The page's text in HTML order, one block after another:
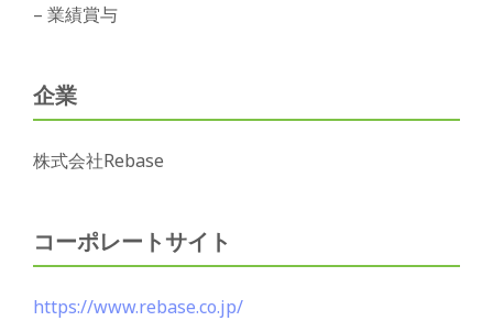
– 業績賞与
企業
株式会社Rebase
コーポレートサイト
https://www.rebase.co.jp/